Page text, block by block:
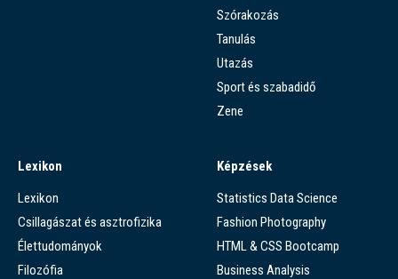
Szórakozás
Tanulás
Utazás
Sport és szabadidő
Zene
Lexikon
Lexikon
Csillagászat és asztrofizika
Élettudományok
Filozófia
Képzések
Statistics Data Science
Fashion Photography
HTML & CSS Bootcamp
Business Analysis